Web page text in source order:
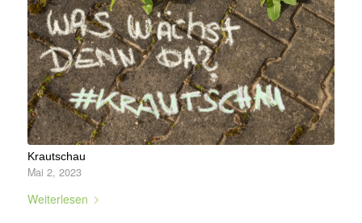
Krautschau
Mai 2, 2023
Weiterlesen